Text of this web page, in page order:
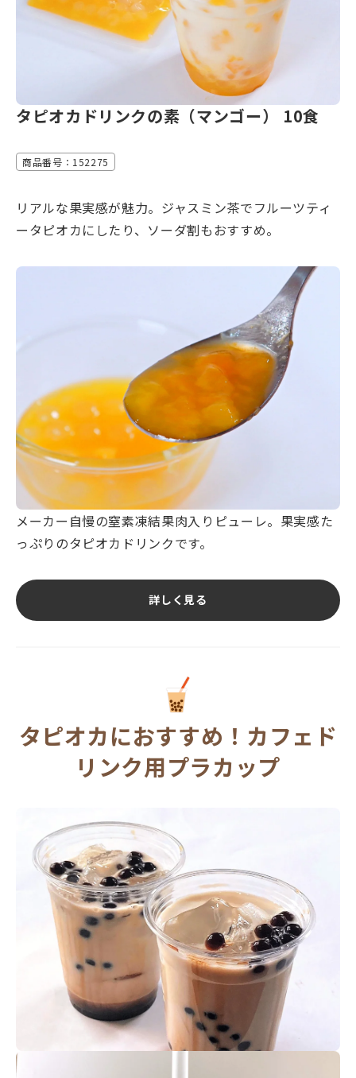
タピオカドリンクの素（マンゴー） 10食
商品番号：152275
リアルな果実感が魅力。ジャスミン茶でフルーツティ
ータピオカにしたり、ソーダ割もおすすめ。
メーカー自慢の窒素凍結果肉入りピューレ。果実感た
っぷりのタピオカドリンクです。
詳しく見る
タピオカにおすすめ！カフェド
リンク用プラカップ